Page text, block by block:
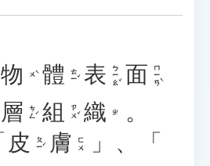
物 ㄨˋ 體 ㄊㄧˇ 表 ㄅㄧㄠˇ 面 ㄇㄧㄢˋ
層 ㄘㄥˊ 組 ㄗㄨˇ 織 ㄓ
。
皮 ㄆㄧˊ 膚 ㄈㄨ
」、「